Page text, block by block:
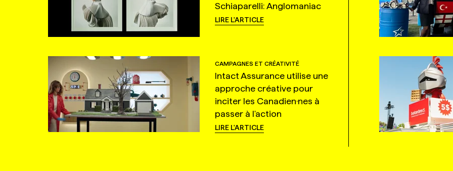
Schiaparelli: Anglomaniac
LIRE L'ARTICLE
CAMPAGNES ET CRÉATIVITÉ
Intact Assurance utilise une
approche créative pour
inciter les Canadien·nes à
passer à l'action
LIRE L'ARTICLE